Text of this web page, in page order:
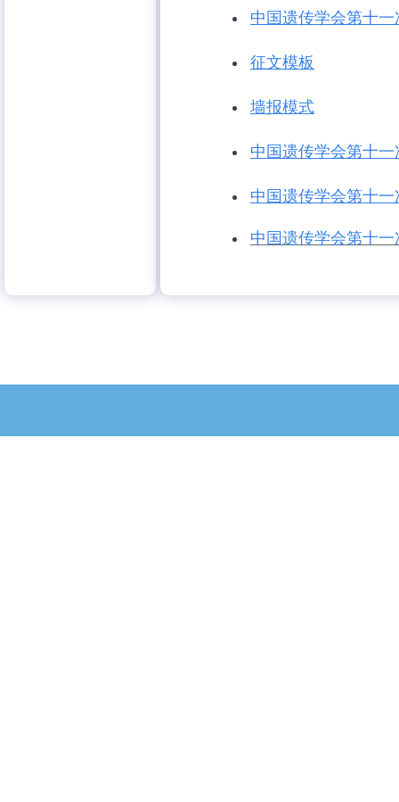
中国遗传学会第十
征文模板
墙报模式
中国遗传学会第十
中国遗传学会第十
中国遗传学会第十